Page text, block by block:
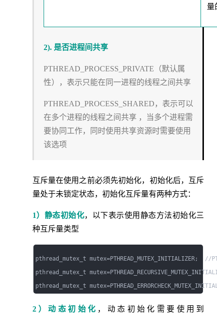
量
2). 是否进程间共享
PTHREAD_PROCESS_PRIVATE（默认属
性），表示只能在同一进程的线程之间共享
PTHREAD_PROCESS_SHARED，表示可以
在多个进程的线程之间共享 ，当多个进程需
要协同工作，同时使用共享资源时需要使用
该选项
互斥量在使用之前必须先初始化，初始化后，互斥
量处于未锁定状态，初始化互斥量有两种方式：
1）静态初始化，以下表示使用静态方法初始化三
种互斥量类型
pthread_mutex_t mutex=PTHREAD_MUTEX_INITIALIZER;  //
pthread_mutex_t
2）动态初始化 ，动态初始化需要使用到